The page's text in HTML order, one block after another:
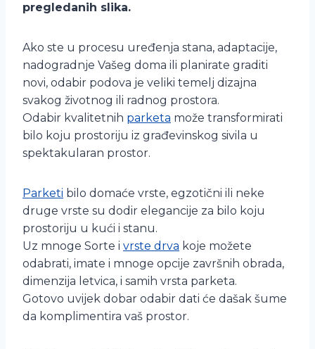
pregledanih slika.
Ako ste u procesu uređenja stana, adaptacije,
nadogradnje Vašeg doma ili planirate graditi
novi, odabir podova je veliki temelj dizajna
svakog životnog ili radnog prostora.
Odabir kvalitetnih parketa može transformirati
bilo koju prostoriju iz građevinskog sivila u
spektakularan prostor.
Parketi bilo domaće vrste, egzotični ili neke
druge vrste su dodir elegancije za bilo koju
prostoriju u kući i stanu.
Uz mnoge Sorte i vrste drva koje možete
odabrati, imate i mnoge opcije završnih obrada,
dimenzija letvica, i samih vrsta parketa.
Gotovo uvijek dobar odabir dati će dašak šume
da komplimentira vaš prostor.